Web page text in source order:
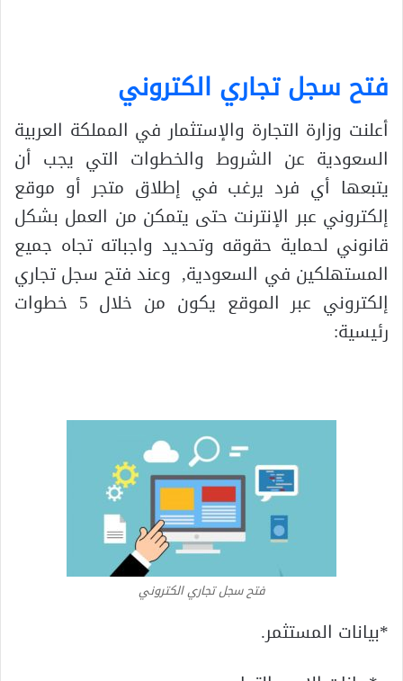
فتح سجل تجاري الكتروني
أعلنت وزارة التجارة والإستثمار في المملكة العربية
السعودية عن الشروط والخطوات التي يجب أن
يتبعها أي فرد يرغب في إطلاق متجر أو موقع
إلكتروني عبر الإنترنت حتى يتمكن من العمل بشكل
قانوني لحماية حقوقه وتحديد واجباته تجاه جميع
المستهلكين في السعودية, وعند فتح سجل تجاري
إلكتروني عبر الموقع يكون من خلال 5 خطوات
رئيسية:
فتح سجل تجاري الكتروني
*بيانات المستثمر.